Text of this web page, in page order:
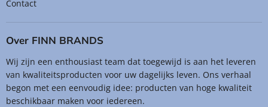
Contact
Over FINN BRANDS
Wij zijn een enthousiast team dat toegewijd is aan het leveren
van kwaliteitsproducten voor uw dagelijks leven. Ons verhaal
begon met een eenvoudig idee: producten van hoge kwaliteit
beschikbaar maken voor iedereen.